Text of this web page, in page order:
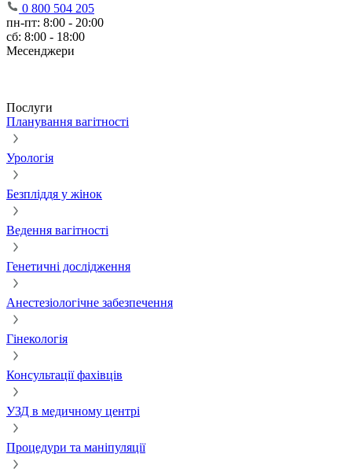
0 800 504 205
пн-пт: 8:00 - 20:00
сб: 8:00 - 18:00
Месенджери
Послуги
Планування вагітності
Урологія
Безпліддя у жінок
Ведення вагітності
Генетичні дослідження
Анестезіологічне забезпечення
Гінекологія
Консультації фахівців
УЗД в медичному центрі
Процедури та маніпуляції